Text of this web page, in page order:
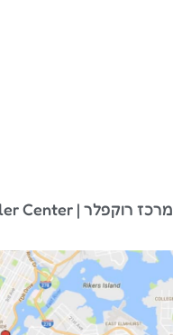
מרכז רוקפלר | Rockefeller Center